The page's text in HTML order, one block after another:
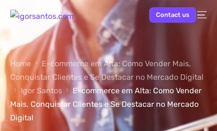
Contact us
Home
E-commerce em Alta: Como Vender Mais,
Conquistar Clientes e Se Destacar no Mercado Digital
Igor Santos
E-commerce em Alta: Como Vender
Mais, Conquistar Clientes e Se Destacar no Mercado
Digital
NEW